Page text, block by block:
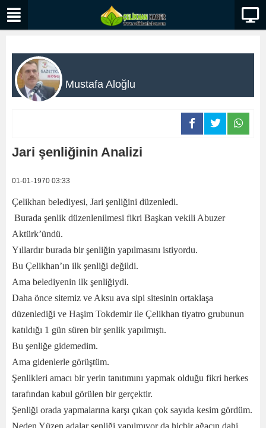
Mustafa Aloğlu
Jari şenliğinin Analizi
01-01-1970 03:33
Çelikhan belediyesi, Jari şenliğini düzenledi.
Burada şenlik düzenlenilmesi fikri Başkan vekili Abuzer
Aktürk’ündü.
Yıllardır burada bir şenliğin yapılmasını istiyordu.
Bu Çelikhan’ın ilk şenliği değildi.
Ama belediyenin ilk şenliğiydi.
Daha önce sitemiz ve Aksu ava sipi sitesinin ortaklaşa
düzenlediği ve Haşim Tokdemir ile Çelikhan tiyatro grubunun
katıldığı 1 gün süren bir şenlik yapılmıştı.
Bu şenliğe gidemedim.
Ama gidenlerle görüştüm.
Şenlikleri amacı bir yerin tanıtımını yapmak olduğu fikri herkes
tarafından kabul görülen bir gerçektir.
Şenliği orada yapmalarına karşı çıkan çok sayıda kesim gördüm.
Neden Yüzen adalar şenliği yapılmıyor da hiçbir ağacın dahi